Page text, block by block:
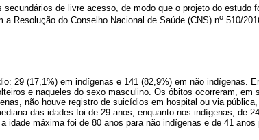
de livre acesso, de modo que o projeto do estudo
Resolução do Conselho Nacional de Saúde (CNS) no 510/
29 (17,1%) em indígenas e 141 (82,9%) em não indígenas.
e naqueles do sexo masculino. Os óbitos ocorreram, em
não houve registro de suicídios em hospital ou via
das idades foi de 29 anos, enquanto nos indígenas, de
idade máxima foi de 80 anos para não indígenas e de 41 anos